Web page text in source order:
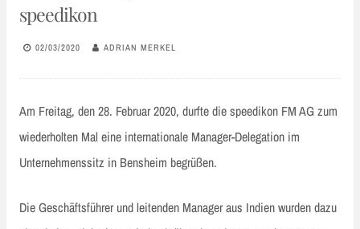
speedikon
02/03/2020 ADRIAN MERKEL
Am Freitag, den 28. Februar 2020, durfte die speedikon FM AG zum
wiederholten Mal eine internationale Manager-Delegation im
Unternehmenssitz in Bensheim begrüßen.
Die Geschäftsführer und leitenden Manager aus Indien wurden dazu